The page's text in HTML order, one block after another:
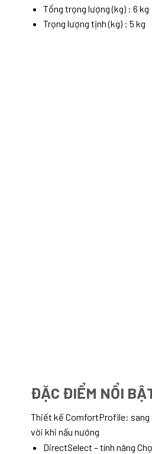
Tổng trọng lượng (kg) : 6 kg
Trọng lượng tịnh (kg) : 5 kg
ĐẶC ĐIỂM NỔI
Thiết kế ComfortProfile: sang
vời khi nấu nướng
DirectSelect – tính năng